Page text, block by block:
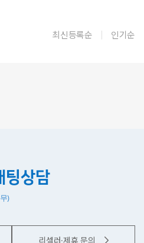
최신등록순 인기순
상담
)
리셀러·제휴 문의